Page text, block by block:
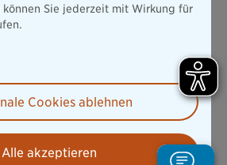
auf ProvenExpert.com
Datenschutz Barrierefreiheit
Sie jederzeit mit Wirkung für
Cookies ablehnen
Alle akzeptieren